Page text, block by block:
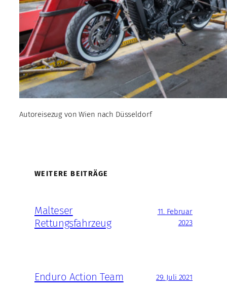
Autoreisezug von Wien nach Düsseldorf
WEITERE BEITRÄGE
Malteser
Rettungsfahrzeug
11. Februar
2023
Enduro Action Team 29. Juli 2021